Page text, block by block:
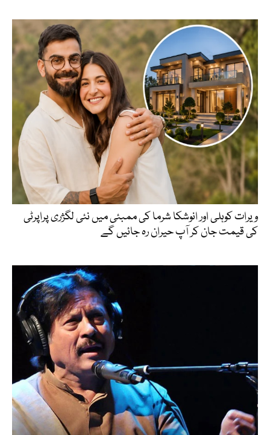
ویرات کوہلی اور انوشکا شرما کی ممبئی میں نئی لگژری پراپرٹی
کی قیمت جان کر آپ حیران رہ جائیں گے